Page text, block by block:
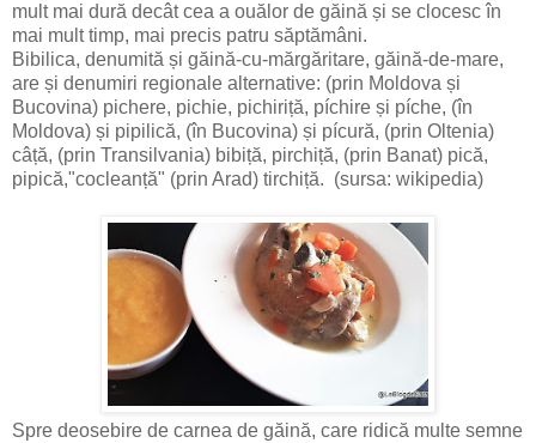
mult mai dură decât cea a ouălor de găină și se clocesc în
mai mult timp, mai precis patru săptămâni.
Bibilica, denumită și găină-cu-mărgăritare, găină-de-mare,
are și denumiri regionale alternative: (prin Moldova și
Bucovina) pichere, pichie, pichiriță, píchire și píche, (în
Moldova) și pipilică, (în Bucovina) și pícură, (prin Oltenia)
câță, (prin Transilvania) bibiță, pirchiță, (prin Banat) pică,
pipică,"cocleanță" (prin Arad) tirchiță. (sursa: wikipedia)
Spre deosebire de carnea de găină, care ridică multe semne